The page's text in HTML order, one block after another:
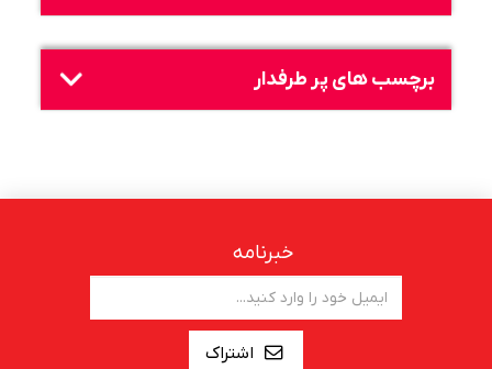
برچسب های پر طرفدار
خبرنامه
اشتراک